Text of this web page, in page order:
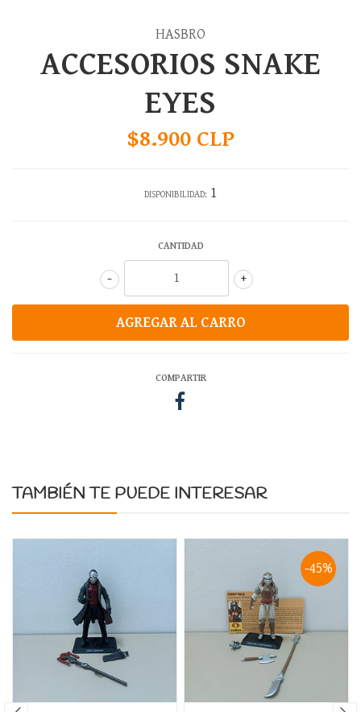
HASBRO
ACCESORIOS SNAKE
EYES
$8.900 CLP
DISPONIBILIDAD: 1
CANTIDAD
+
-
COMPARTIR
TAMBIÉN TE PUEDE INTERESAR
-45%